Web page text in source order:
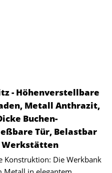
- Höhenverstellbare
Metall Anthrazit,
Buchen-
Tür, Belastbar
Werkstätten
Konstruktion: Die Werkbank